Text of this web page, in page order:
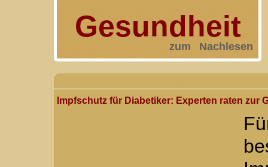
Gesundheit
zum Nachlesen
Impfschutz für Diabetiker: Experten raten zur